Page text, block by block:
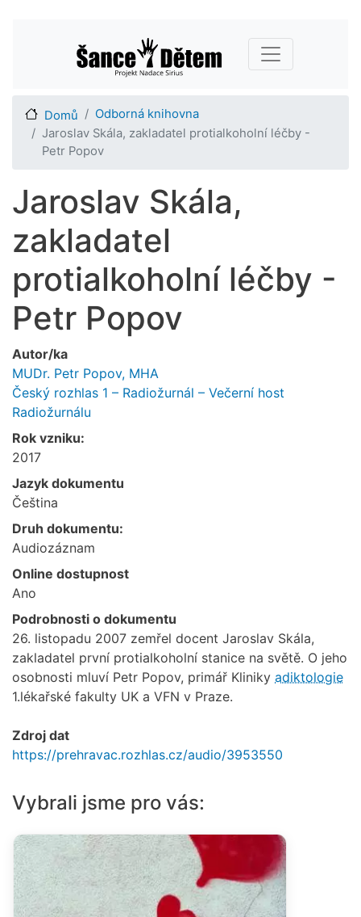
hlavnímu
obsahu
Main navigation
Domů
Odborná knihovna
Jaroslav Skála, zakladatel protialkoholní léčby -
Petr Popov
Jaroslav Skála,
zakladatel
protialkoholní léčby -
Petr Popov
Autor/ka
MUDr. Petr Popov, MHA
Český rozhlas 1 – Radiožurnál – Večerní host
Radiožurnálu
Rok vzniku:
2017
Jazyk dokumentu
Čeština
Druh dokumentu:
Audiozáznam
Online dostupnost
Ano
Podrobnosti o dokumentu
26. listopadu 2007 zemřel docent Jaroslav Skála,
zakladatel první protialkoholní stanice na světě. O jeho
osobnosti mluví Petr Popov, primář Kliniky adiktologie
1.lékařské fakulty UK a VFN v Praze.
Zdroj dat
https://prehravac.rozhlas.cz/audio/3953550
Vybrali jsme pro vás: